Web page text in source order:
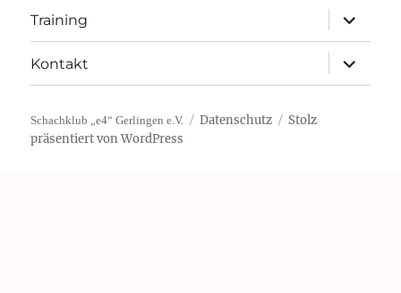
Training
öffnen
Kontakt
öffnen
Schachklub „e4“ Gerlingen e.V. Datenschutz
Stolz
präsentiert von WordPress